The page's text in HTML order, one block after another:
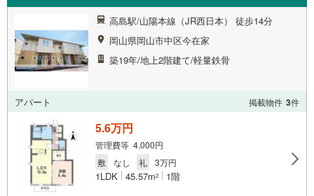
高島駅/山陽本線（JR西日本） 徒歩14分
岡山県岡山市中区今在家
築19年/地上2階建て/軽量鉄骨
アパート 掲載物件 3件
5.6万円
管理費等 4,000円
敷
なし 礼 3万円
1LDK 45.57m2 1階